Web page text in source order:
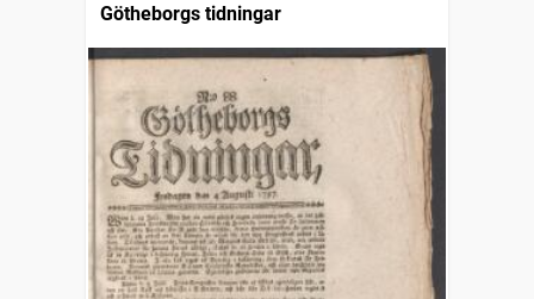
Götheborgs tidningar